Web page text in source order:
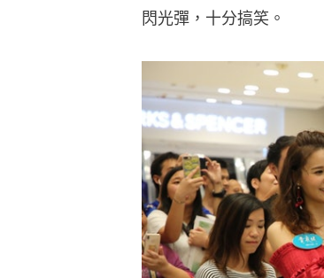
閃光彈，十分搞笑。